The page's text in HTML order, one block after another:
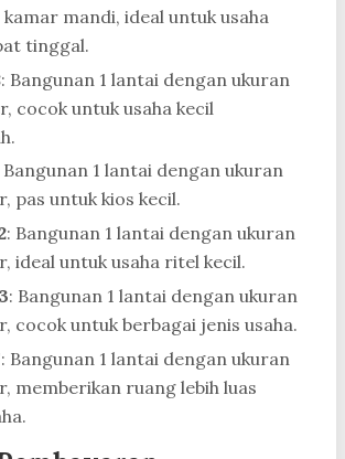
mandi, ideal untuk usaha
tinggal.
: Bangunan 1 lantai dengan ukuran
cocok untuk usaha kecil
Bangunan 1 lantai dengan ukuran
pas untuk kios kecil.
: Bangunan 1 lantai dengan ukuran
ideal untuk usaha ritel kecil.
: Bangunan 1 lantai dengan ukuran
cocok untuk berbagai jenis usaha.
: Bangunan 1 lantai dengan ukuran
memberikan ruang lebih luas